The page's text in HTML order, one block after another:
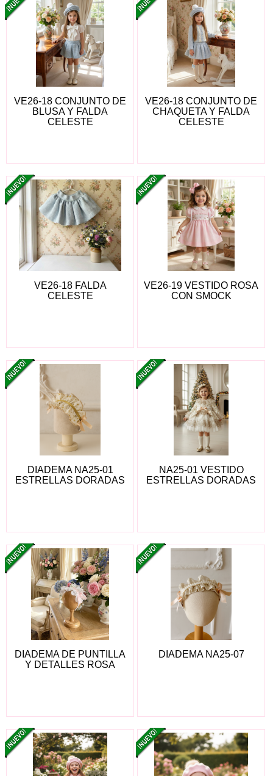
VE26-18 CONJUNTO DE
BLUSA Y FALDA
CELESTE
VE26-18 CONJUNTO DE
CHAQUETA Y FALDA
CELESTE
VE26-18 FALDA
CELESTE
VE26-19 VESTIDO ROSA
CON SMOCK
DIADEMA NA25-01
ESTRELLAS DORADAS
NA25-01 VESTIDO
ESTRELLAS DORADAS
DIADEMA DE PUNTILLA
Y DETALLES ROSA
DIADEMA NA25-07